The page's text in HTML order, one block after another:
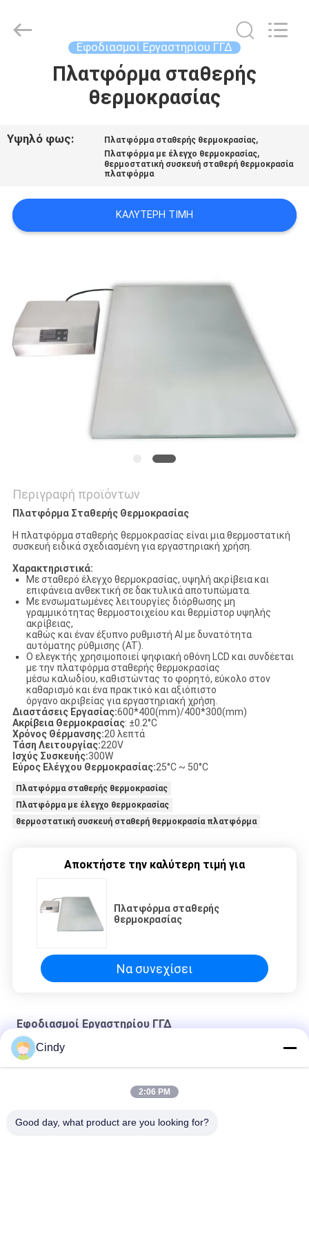
ΠΕΡΊΠΟΥ
ΕΜΕΊΣ
ΕΡΓΟΣΤΑΣΊΩΝ
ΠΟΙΟΤΙΚΌΣ
ΈΛΕΓΧΟΣ
ΜΕ
ΕΙΔΉΣΕΙΣ
ΙΣΤΟΛΌΓΙΟ
ΖΗΤΉΣΤΕ
ΈΝΑ
ΑΠΌΣΠΑΣΜΑ
SITEMAP
PRIVACY
POLICY
Science
Technology
Εφοδιασμοί Εργαστηρίου ΓΓΔ
Πλατφόρμα σταθερής
θερμοκρασίας
Υψηλό φως: Πλατφόρμα σταθερής θερμοκρασίας,
Πλατφόρμα με έλεγχο θερμοκρασίας,
θερμοστατική συσκευή σταθερή θερμοκρασία
πλατφόρμα
ΚΑΛΎΤΕΡΗ ΤΙΜΉ
Περιγραφή προϊόντων
Πλατφόρμα Σταθερής Θερμοκρασίας
Η πλατφόρμα σταθερής θερμοκρασίας είναι μια θερμοστατική
συσκευή ειδικά σχεδιασμένη για εργαστηριακή χρήση.
Χαρακτηριστικά:
Με σταθερό έλεγχο θερμοκρασίας, υψηλή ακρίβεια και
επιφάνεια ανθεκτική σε δακτυλικά αποτυπώματα.
Με ενσωματωμένες λειτουργίες διόρθωσης μη
γραμμικότητας θερμοστοιχείου και θερμίστορ υψηλής
ακρίβειας,
καθώς και έναν έξυπνο ρυθμιστή AI με δυνατότητα
αυτόματης ρύθμισης (AT).
Ο ελεγκτής χρησιμοποιεί ψηφιακή οθόνη LCD και συνδέεται
με την πλατφόρμα σταθερής θερμοκρασίας
μέσω καλωδίου, καθιστώντας το φορητό, εύκολο στον
καθαρισμό και ένα πρακτικό και αξιόπιστο
όργανο ακριβείας για εργαστηριακή χρήση.
Διαστάσεις Εργασίας:600*400(mm)/400*300(mm)
Ακρίβεια Θερμοκρασίας: ±0.2°C
Χρόνος Θέρμανσης:20 λεπτά
Τάση Λειτουργίας:220V
Ισχύς Συσκευής:300W
Εύρος Ελέγχου Θερμοκρασίας:25°C ~ 50°C
Πλατφόρμα σταθερής θερμοκρασίας
Πλατφόρμα με έλεγχο θερμοκρασίας
θερμοστατική συσκευή σταθερή θερμοκρασία πλατφόρμα
Αποκτήστε την καλύτερη τιμή για
Πλατφόρμα σταθερής
θερμοκρασίας
Να συνεχίσει
Εφοδιασμοί Εργαστηρίου ΓΓΔ
Εργασιακό σταθμό ART
Cindy
2:06 PM
Good day, what product are you looking for?